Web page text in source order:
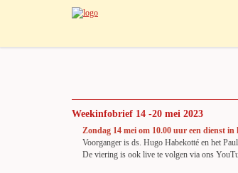
Weekinfobrief 14 -20 mei 2023
Zondag 14 mei om 10.00 uur een dienst
Voorganger is ds. Hugo Habekotté en het
De viering is ook live te volgen via ons